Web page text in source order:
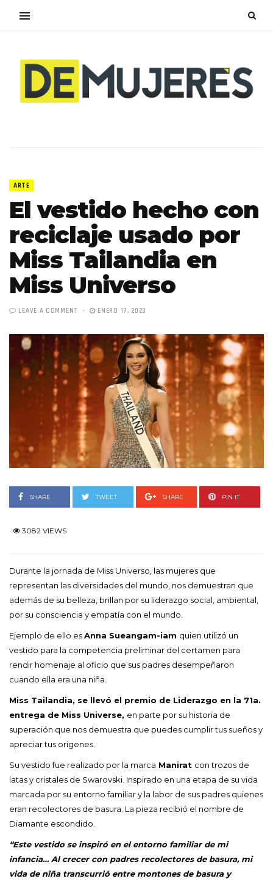
ARTE
El vestido hecho con
reciclaje usado por
Miss Tailandia en
Miss Universo
LEAVE A COMMENT ENERO 17, 2023
SHARE TWEET SHARE PIN IT
3082 VIEWS
Durante la jornada de Miss Universo, las mujeres que
representan las diversidades del mundo, nos demuestran que
además de su belleza, brillan por su liderazgo social, ambiental,
por su consciencia y empatía con el mundo.
Ejemplo de ello esAnna Sueangam-iam quien utilizó un
vestido para la competencia preliminar del certamen para
rendir homenaje al oficio que sus padres desempeñaron
cuando ella era una niña.
Miss Tailandia, se llevó el premio de Liderazgo en la 71a.
entrega de Miss Universe, en parte por su historia de
superación que nos demuestra que puedes cumplir tus sueños y
apreciar tus orígenes.
Su vestido fue realizado por la marca Manirat con trozos de
latas y cristales de Swarovski. Inspirado en una etapa de su vida
marcada por su entorno familiar y la labor de sus padres quienes
eran recolectores de basura. La pieza recibió el nombre de
Diamante escondido.
“Este vestido se inspiró en el entorno familiar de mi
infancia… Al crecer con padres recolectores de basura, mi
vida de niña transcurrió entre montones de basura y